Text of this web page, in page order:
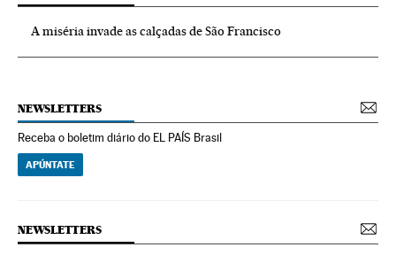
A miséria invade as calçadas de São Francisco
NEWSLETTERS
Receba o boletim diário do EL PAÍS Brasil
APÚNTATE
NEWSLETTERS